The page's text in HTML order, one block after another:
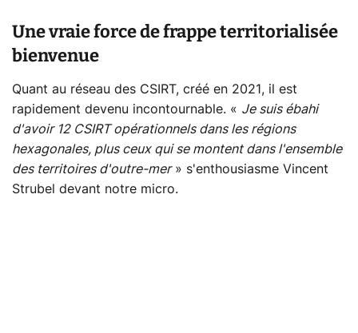
Une vraie force de frappe territorialisée
bienvenue
Quant au réseau des CSIRT, créé en 2021, il est
rapidement devenu incontournable. « Je suis ébahi
d'avoir 12 CSIRT opérationnels dans les régions
hexagonales, plus ceux qui se montent dans l'ensemble
des territoires d'outre-mer» s'enthousiasme Vincent
Strubel devant notre micro.